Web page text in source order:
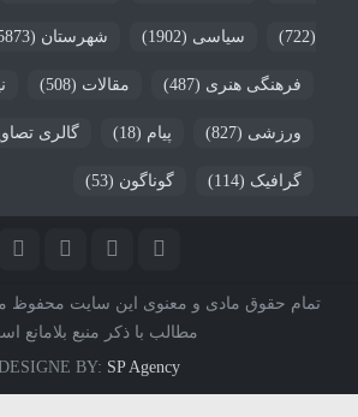
(722) سیاسی (1902) شهرستان (5873)
فرهنگی هنری (487) مقالات (508)
ورزشی (827) پیام (18) گالری
گرافیک (114) گوناگون (53)
تمام حقوق مادی و معنوی این سایت محفوظ
مطالب با ذکر منبع بلامانع
BY: SP Agency